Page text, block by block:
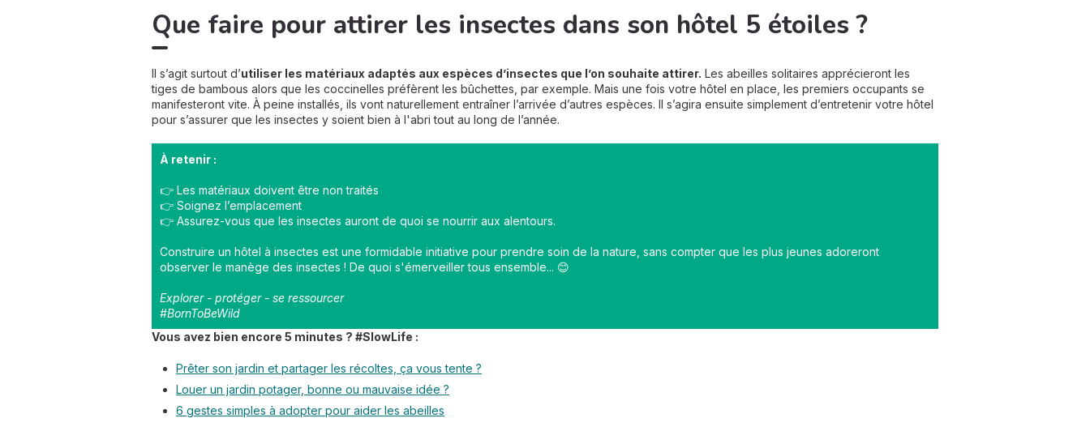
Que faire pour attirer les insectes dans son hôtel 5 étoiles ?
Il s’agit surtout d’utiliser les matériaux adaptés aux espèces d’insectes que l’on souhaite attirer. Les abeilles solitaires apprécieront les
tiges de bambous alors que les coccinelles préfèrent les bûchettes, par exemple. Mais une fois votre hôtel en place, les premiers occupants se
manifesteront vite. À peine installés, ils vont naturellement entraîner l’arrivée d’autres espèces. Il s’agira ensuite simplement d’entretenir votre hôtel
pour s’assurer que les insectes y soient bien à l'abri tout au long de l’année.
À retenir :
👉 Les matériaux doivent être non traités
👉 Soignez l’emplacement
👉 Assurez-vous que les insectes auront de quoi se nourrir aux alentours.
Construire un hôtel à insectes est une formidable initiative pour prendre soin de la nature, sans compter que les plus jeunes adoreront
observer le manège des insectes ! De quoi s'émerveiller tous ensemble... 😊
Explorer - protéger - se ressourcer
#BornToBeWild
Vous avez bien encore 5 minutes ? #SlowLife :
Prêter son jardin et partager les récoltes, ça vous tente ?
Louer un jardin potager, bonne ou mauvaise idée ?
6 gestes simples à adopter pour aider les abeilles